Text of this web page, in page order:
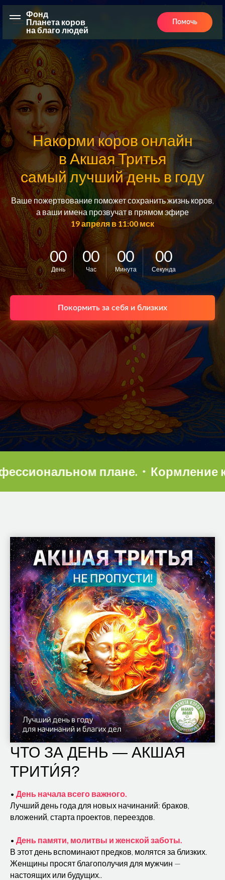
Фонд
Планета коров
на благо людей
Помочь
Накорми коров онлайн
в Акшая Тритья
самый лучший день в году
Ваше пожертвование поможет сохранить жизнь коров,
а ваши имена прозвучат в прямом эфире
19 апреля в 11:00 мск
00
День
00
Час
00
Минута
00
Секунда
Покормить за себя и близких
плане. Кормление
ЧТО ЗА ДЕНЬ — АКШАЯ
ТРИТИ́Я?
• День начала всего важного.
Лучший день года для новых начинаний: браков,
вложений, старта проектов, переездов.
• День памяти, молитвы и женской заботы.
В этот день вспоминают предков, молятся за близких.
Женщины просят благополучия для мужчин —
настоящих или будущих..